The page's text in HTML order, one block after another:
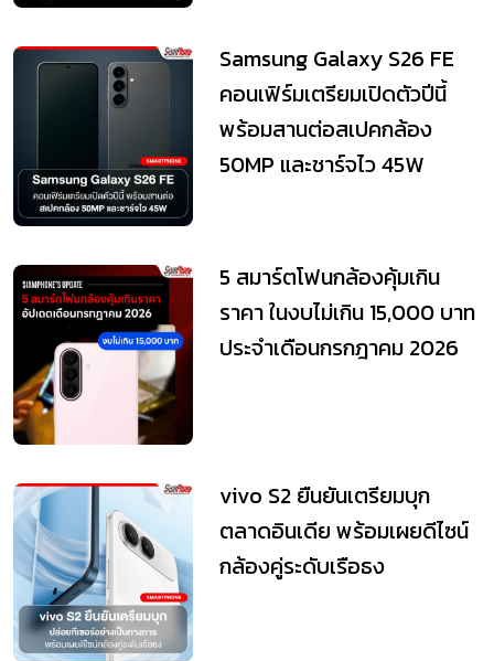
Samsung Galaxy S26 FE
คอนเฟิร์มเตรียมเปิดตัวปีนี้
พร้อมสานต่อสเปคกล้อง
50MP และชาร์จไว 45W
5 สมาร์ตโฟนกล้องคุ้มเกิน
ราคา ในงบไม่เกิน 15,000 บาท
ประจำเดือนกรกฎาคม 2026
vivo S2 ยืนยันเตรียมบุก
ตลาดอินเดีย พร้อมเผยดีไซน์
กล้องคู่ระดับเรือธง